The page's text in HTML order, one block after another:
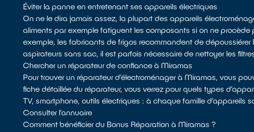
Éviter la panne en entretenant ses appareils électriques
On ne le dira jamais assez, la plupart des appareils
aliments par exemple fatiguent les composants si on ne
exemple, les fabricants de frigos recommandent de dépoussiérer
aspirateurs sans sac, il est parfois nécessaire de nettoyer les
Chercher un réparateur de confiance à Miramas
Pour trouver un réparateur d’électroménager à Miramas, vous
fiche détaillée du réparateur, vous verrez pour quels types
TV, smartphone, outils électriques : à chaque famille d’appareils
Consulter l’annuaire
Comment bénéficier du Bonus Réparation à Miramas ?